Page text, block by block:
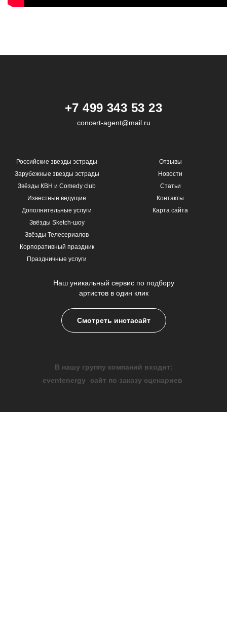
+7 499 343 53 23
concert-agent@mail.ru
Российские звезды эстрады
Зарубежные звезды эстрады
Звёзды КВН и Comedy club
Известные ведущие
Дополнительные услуги
Звёзды Sketch-шоу
Звёзды Телесериалов
Корпоративный праздник
Праздничные услуги
Отзывы
Новости
Статьи
Контакты
Карта сайта
Наш уникальный сервис по подбору
артистов в один клик
Смотреть инстасайт
В нашу группу компаний входит:
eventenergy
сайт по заказу сценариев